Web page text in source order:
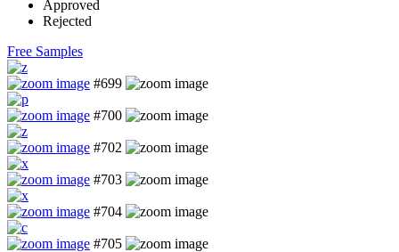
Approved
Rejected
Free Samples
#699
#700
#702
#703
#704
#705